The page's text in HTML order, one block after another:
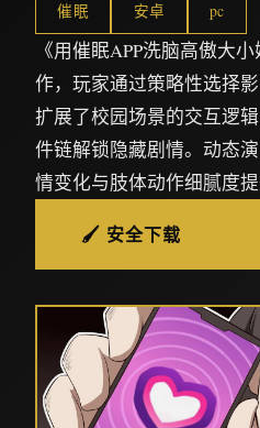
催眠 安卓 pc
《用催眠APP洗脑高傲大
作，玩家通过策略性选择
扩展了校园场景的交互逻
件链解锁隐藏剧情。动态
情变化与肢体动作细腻度提
🖌️ 安全下载